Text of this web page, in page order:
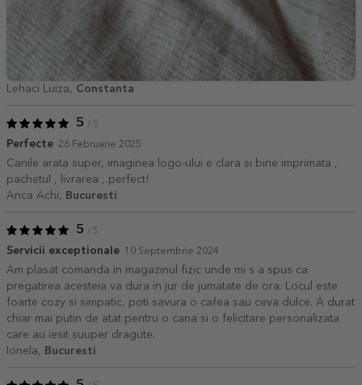
Lehaci Luiza, Constanta
5 / 5
Perfecte 26 Februarie 2025
Canile arata super, imaginea logo-ului e clara si bine imprimata ,
pachetul , livrarea , perfect!
Anca Achi,
Bucuresti
5 / 5
Servicii exceptionale 10 Septembrie 2024
Am plasat comanda in magazinul fizic unde mi s a spus ca
pregatirea acesteia va dura in jur de jumatate de ora. Locul este
foarte cozy si simpatic, poti savura o cafea sau ceva dulce. A durat
chiar mai putin de atat pentru o cana si o felicitare personalizata
care au iesit suuper dragute.
Ionela,
Bucuresti